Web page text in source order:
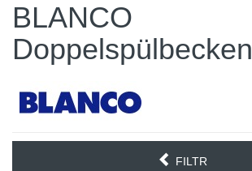
BLANCO
Doppelspülbecken
FILTR